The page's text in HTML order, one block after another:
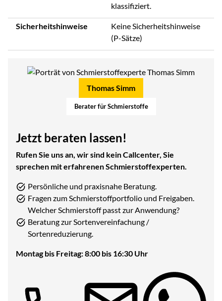
klassifiziert.
Sicherheitshinweise
Keine Sicherheitshinweise
(P-Sätze)
Thomas Simm
Berater für Schmierstoffe
Jetzt beraten lassen!
Rufen Sie uns an, wir sind kein Callcenter, Sie
sprechen mit erfahrenen Schmierstoffexperten.
Persönliche und praxisnahe Beratung.
Fragen zum Schmierstoffportfolio und Freigaben.
Welcher Schmierstoff passt zur Anwendung?
Beratung zur Sortenvereinfachung /
Sortenreduzierung.
Montag bis Freitag: 8:00 bis 16:30 Uhr